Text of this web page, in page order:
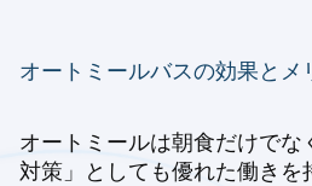
オートミールバスの効果とメ
オートミールは朝食だけでな
対策」としても優れた働きを